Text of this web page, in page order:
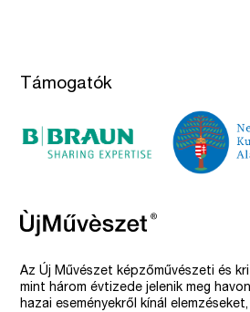
Támogatók
Az Új Művészet képzőművészeti és
mint három évtizede jelenik meg
hazai eseményekről kínál